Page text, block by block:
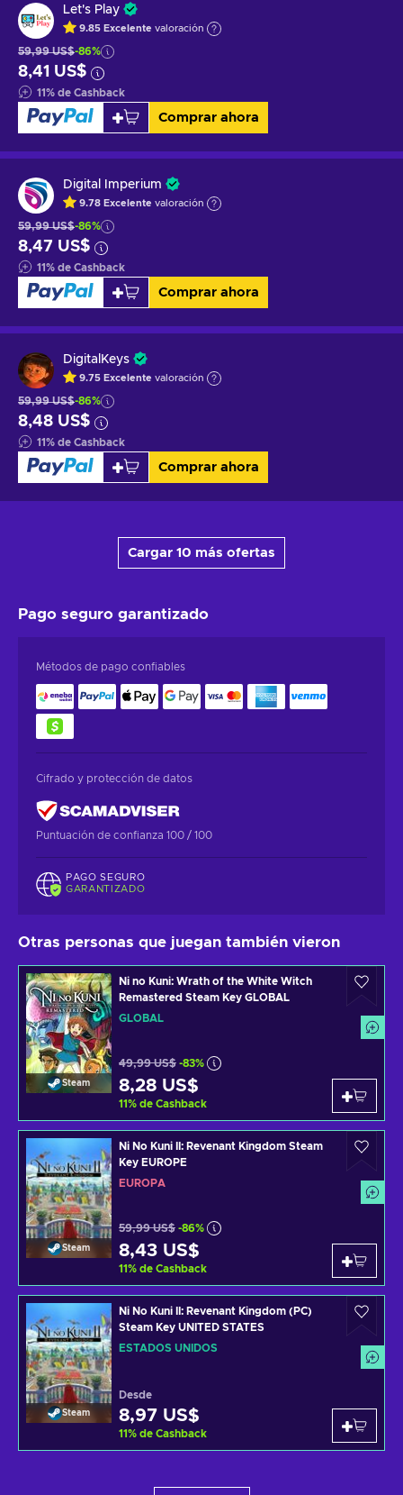
Let's Play
9.85 Excelente valoración
59,99 US$-86%
8,41 US$
11% de Cashback
Comprar ahora
Digital Imperium
9.78 Excelente valoración
59,99 US$-86%
8,47 US$
11% de Cashback
Comprar ahora
DigitalKeys
9.75 Excelente valoración
59,99 US$-86%
8,48 US$
11% de Cashback
Comprar ahora
Cargar 10 más ofertas
Pago seguro garantizado
Métodos de pago confiables
Cifrado y protección de datos
Puntuación de confianza 100 / 100
PAGO SEGURO
GARANTIZADO
Otras personas que juegan también vieron
Steam
Ni no Kuni: Wrath of the White Witch
Remastered Steam Key GLOBAL
GLOBAL
49,99 US$ -83%
8,28 US$
11% de Cashback
Steam
Ni No Kuni II: Revenant Kingdom Steam
Key EUROPE
EUROPA
59,99 US$ -86%
8,43 US$
11% de Cashback
Steam
Ni No Kuni II: Revenant Kingdom (PC)
Steam Key UNITED STATES
ESTADOS UNIDOS
Desde
8,97 US$
11% de Cashback